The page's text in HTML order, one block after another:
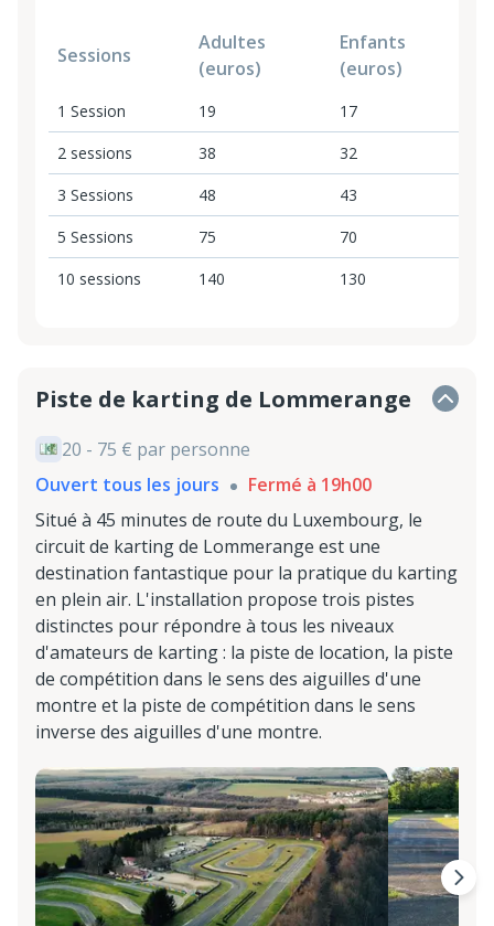
Sessions
Adultes
(euros)
Enfants
(euros)
1 Session 19
17
2 sessions
38
32
3 Sessions
48
43
5 Sessions
75
70
10 sessions
140 130
Piste de karting de Lommerange
20 - 75 € par personne
Ouvert tous les jours
Fermé à 19h00
Situé à 45 minutes de route du Luxembourg, le
circuit de karting de Lommerange est une
destination fantastique pour la pratique du karting
en plein air. L'installation propose trois pistes
distinctes pour répondre à tous les niveaux
d'amateurs de karting : la piste de location, la piste
de compétition dans le sens des aiguilles d'une
montre et la piste de compétition dans le sens
inverse des aiguilles d'une montre.